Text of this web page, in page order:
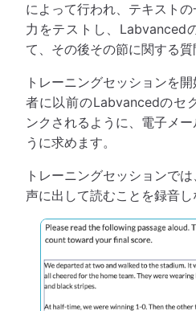
によって行われ、テキスト
力をテストし、Labvanced
て、その後その節に関する質
トレーニングセッションを
者に以前のLabvancedのセ
ンクされるように、電子メ
うに求めます。
トレーニングセッションで
声に出して読むことを録音し